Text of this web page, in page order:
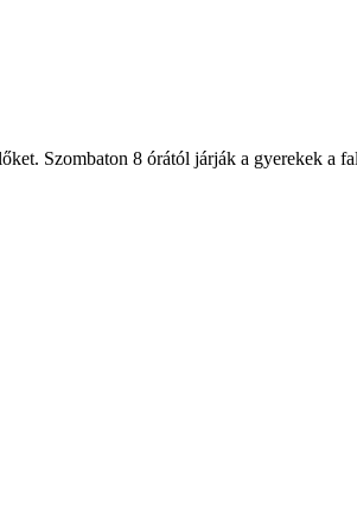
Szombaton 8 órától járják a gyerekek a